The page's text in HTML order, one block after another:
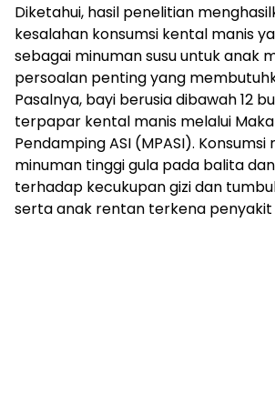
Diketahui, hasil penelitian
kesalahan konsumsi kental manis
sebagai minuman susu untuk anak
persoalan penting yang
Pasalnya, bayi berusia dibawah 12
terpapar kental manis melalui
Pendamping ASI (MPASI).
minuman tinggi gula pada balita
terhadap kecukupan gizi dan
serta anak rentan terkena penyakit